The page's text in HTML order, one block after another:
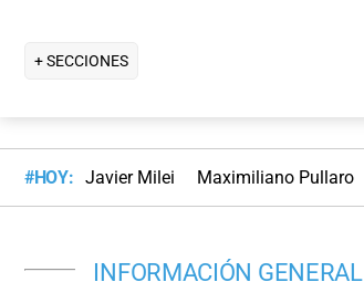
+ SECCIONES
#HOY: Javier Milei Maximiliano Pullaro
INFORMACIÓN GENERAL